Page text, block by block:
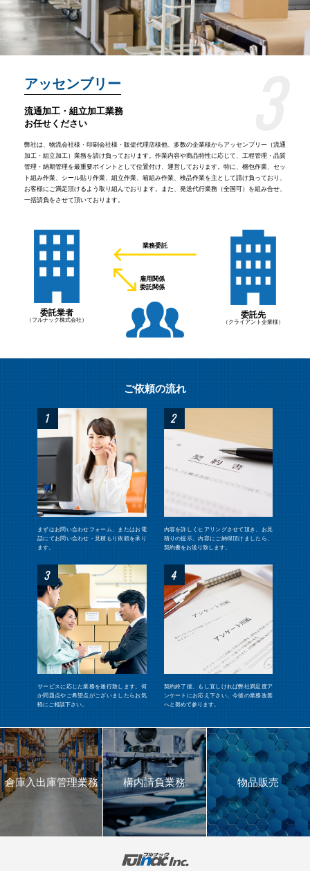
アッセンブリー
流通加⼯・組⽴加⼯業務
お任せください
弊社は、物流会社様・印刷会社様・販促代理店様他、多数の企業様からアッセンブリー（流通
加⼯・組⽴加⼯）業務を請け負っております。作業内容や商品特性に応じて、⼯程管理・品質
管理・納期管理を最重要ポイントとして位置付け、運営しております。特に、梱包作業、セッ
ト組み作業、シール貼り作業、組⽴作業、箱組み作業、検品作業を主として請け負っており、
お客様にご満⾜頂けるよう取り組んでおります。また、発送代⾏業務（全国可）を組み合せ、
⼀括請負をさせて頂いております。
委託業者
（フルナック株式会社）
業務委託
雇用関係
委託関係
委託先
（クライアント企業様）
ご依頼の流れ
1
まずはお問い合わせフォーム、またはお電
話にてお問い合わせ・⾒積もり依頼を承り
ます。
2
内容を詳しくヒアリングさせて頂き、お⾒
積りの提⽰。内容にご納得頂けましたら、
契約書をお送り致します。
3
サービスに応じた業務を遂⾏致します。何
か問題点やご希望点がございましたらお気
軽にご相談下さい。
4
契約終了後、もし宜しければ弊社満⾜度ア
ンケートにお応え下さい。今後の業務改善
へと努めて参ります。
倉庫⼊出庫管理業務 構内請負業務 物品販売